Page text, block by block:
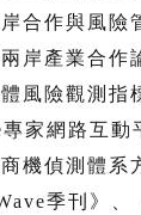
合作與風險
岸產業合作
風險觀測指
專家網路互動
機偵測體系
季刊》、